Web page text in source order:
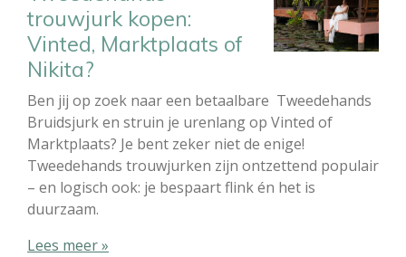
trouwjurk kopen:
Vinted, Marktplaats of
Nikita?
Ben jij op zoek naar een betaalbare Tweedehands
Bruidsjurk en struin je urenlang op Vinted of
Marktplaats? Je bent zeker niet de enige!
Tweedehands trouwjurken zijn ontzettend populair
– en logisch ook: je bespaart flink én het is
duurzaam.
Lees meer »